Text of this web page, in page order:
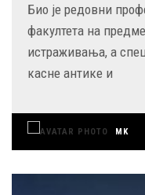
Био је редовни
факултета на
истраживања, а
касне антике и
MK